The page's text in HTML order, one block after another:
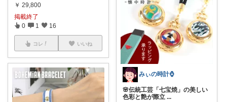
￥ 29,800
掲載終了
0 1 16
コレ いいね
みぃの時計⌚
🌸伝統工芸「七宝焼」の美しい
色彩と艶が際立 ...